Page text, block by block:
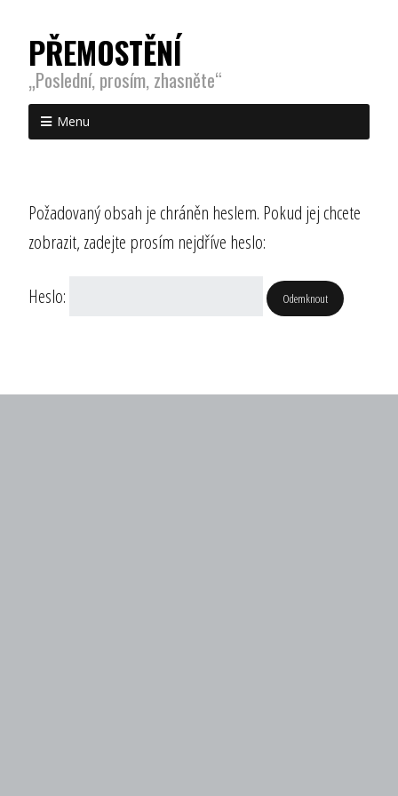
PŘEMOSTĚNÍ
„Poslední, prosím, zhasněte“
Menu
Požadovaný obsah je chráněn heslem. Pokud jej chcete
zobrazit, zadejte prosím nejdříve heslo:
Heslo: